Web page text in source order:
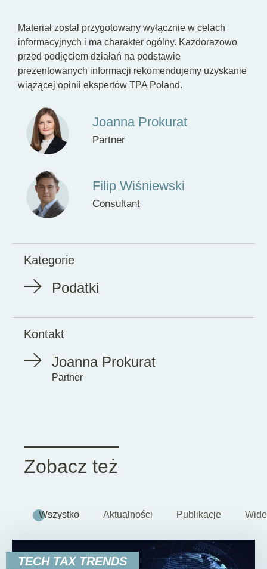
Materiał został przygotowany wyłącznie w celach
informacyjnych i ma charakter ogólny. Każdorazowo
przed podjęciem działań na podstawie
prezentowanych informacji rekomendujemy uzyskanie
wiążącej opinii ekspertów TPA Poland.
Joanna Prokurat
Partner
Filip Wiśniewski
Consultant
Kategorie
Podatki
Kontakt
Joanna Prokurat
Partner
Zobacz też
Wszystko Aktualności Publikacje
TECH TAX TRENDS